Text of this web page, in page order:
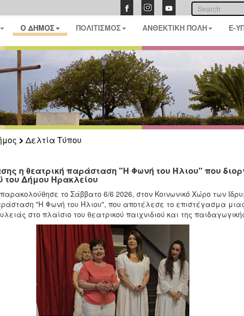
Ο ΔΗΜΟΣ ΠΟΛΙΤΙΣΜΟΣ ΑΝΘΕΚΤΙΚΗ ΠΟΛΗ E-
Δελτία Τύπου
η θεατρική παράσταση "Η Φωνή του Ήλιου" που
του Δήμου Ηρακλείου
το Σάββατο 6/6 2026, στον Κοινωνικό Χώρο των
"Η Φωνή του Ήλιου", που αποτέλεσε το επιστέγασμα
στο πλαίσιο του θεατρικού παιχνιδιού και της